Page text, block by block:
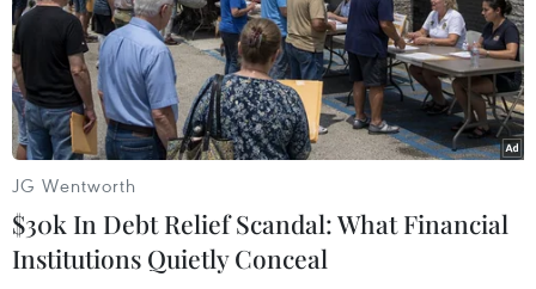
Thủ tướng Chính phủ đã nhanh chóng ban hành
Chỉ thị số 18/CT-TTg ngày 30/5/2023 về đẩy mạnh
kết nối, chia sẻ dữ liệu phục vụ phát triển
thương mại điện tử, chống thất thu thuế, đảm
bảo an ninh tiền tệ.
Thương, Bộ Thông tin và Truyền thông, Bộ Công
an, Ngân hàng Nhà nước có trách nhiệm theo
JG Wentworth
$30k In Debt Relief Scandal: What Financial
Institutions Quietly Conceal